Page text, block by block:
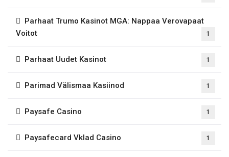
Parhaat Trumo Kasinot MGA: Nappaa Verovapaat
Voitot
1
Parhaat Uudet Kasinot 1
Parimad Välismaa Kasiinod 1
Paysafe Casino 1
Paysafecard Vklad Casino 1